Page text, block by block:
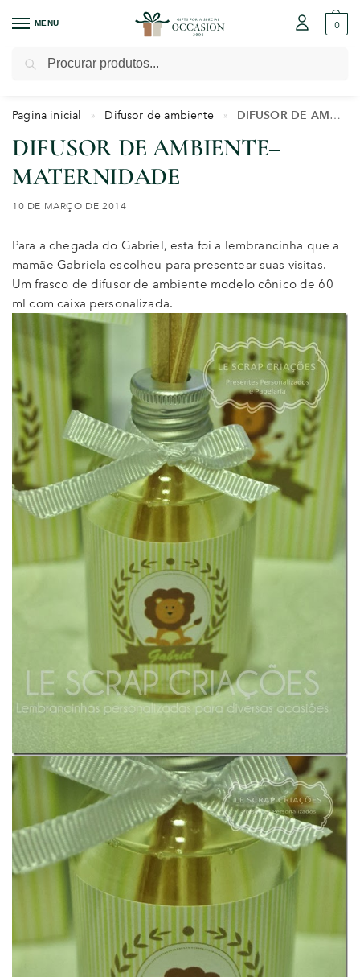
MENU 0
Pagina inicial » Difusor de ambiente » DIFUSOR DE AMBIENTE–MATERNIDADE
DIFUSOR DE AMBIENTE–
MATERNIDADE
10 DE MARÇO DE 2014
Para a chegada do Gabriel, esta foi a lembrancinha que a
mamãe Gabriela escolheu para presentear suas visitas.
Um frasco de difusor de ambiente modelo cônico de 60
ml com caixa personalizada.